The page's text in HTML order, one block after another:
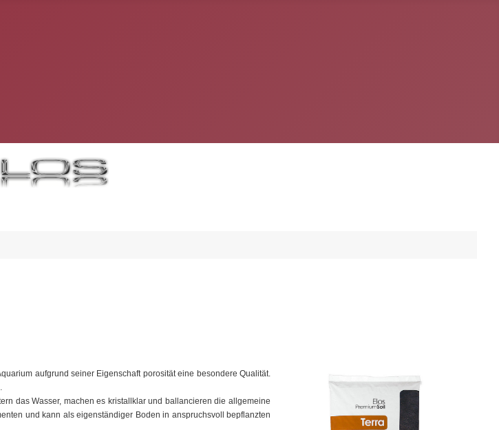
aufgrund seiner Eigenschaft porosität eine besondere Qualität.
das Wasser, machen es kristallklar und ballancieren die allgemeine
und kann als eigenständiger Boden in anspruchsvoll bepflanzten